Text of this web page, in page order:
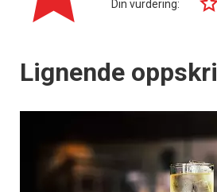
Din vurdering:
Lignende